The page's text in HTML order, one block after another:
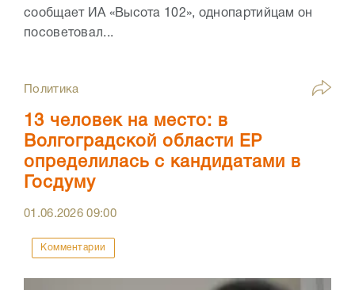
сообщает ИА «Высота 102», однопартийцам он
посоветовал...
Политика
13 человек на место: в
Волгоградской области ЕР
определилась с кандидатами в
Госдуму
01.06.202609:00
Комментарии